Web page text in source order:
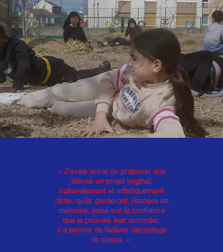
« J’avais envie de proposer aux
élèves un projet original,
culturellement et artistiquement
riche, qu’ils garderont, j’espère en
mémoire, basé sur la confiance
que je pouvais leur accorder.
Il a permis de fédérer davantage
la classe. »